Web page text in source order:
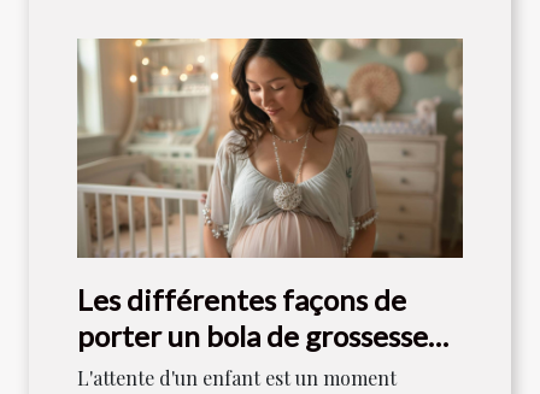
Les différentes façons de
porter un bola de grossesse
après l'accouchement
L'attente d'un enfant est un moment